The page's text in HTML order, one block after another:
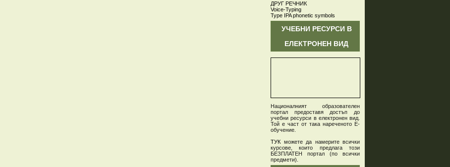
ДРУГ РЕЧНИК
Voice-Typing
Type IPA phonetic symbols
УЧЕБНИ РЕСУРСИ В
ЕЛЕКТРОНЕН ВИД
Националният образователен
портал предоставя достъп до
учебни ресурси в електронен вид.
Той е част от така нареченото Е-
обучение.
ТУКможете да намерите всички
курсове, които предлага този
БЕЗПЛАТЕН портал (по всички
предмети).